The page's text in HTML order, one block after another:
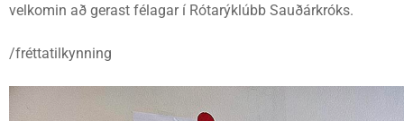
velkomin að gerast félagar í Rótarýklúbb Sauðárkróks.
/fréttatilkynning